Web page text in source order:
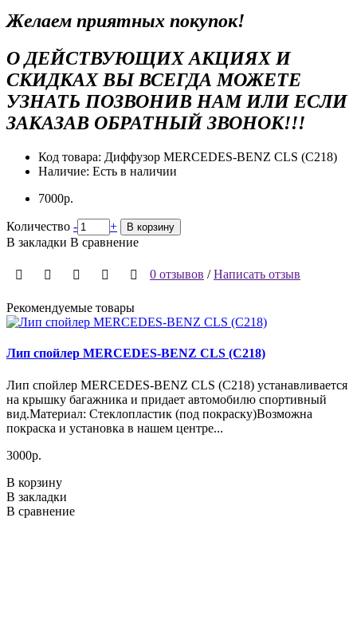
Желаем приятных покупок!
О ДЕЙСТВУЮЩИХ АКЦИЯХ И
СКИДКАХ ВЫ ВСЕГДА МОЖЕТЕ
УЗНАТЬ ПОЗВОНИВ НАМ ИЛИ ЕСЛИ
ЗАКАЗАВ ОБРАТНЫЙ ЗВОНОК!!!
Код товара: Диффузор MERCEDES-BENZ CLS (C218)
Наличие: Есть в наличии
7000р.
Количество - + В корзину
В закладки В сравнение
0 отзывов /Написать отзыв
Рекомендуемые товары
Лип спойлер MERCEDES-BENZ CLS (C218)
Лип спойлер MERCEDES-BENZ CLS (C218) устанавливается
на крышку багажника и придает автомобилю спортивный
вид.Материал: Стеклопластик (под покраску)Возможна
покраска и установка в нашем центре...
3000р.
В корзину
В закладки
В сравнение